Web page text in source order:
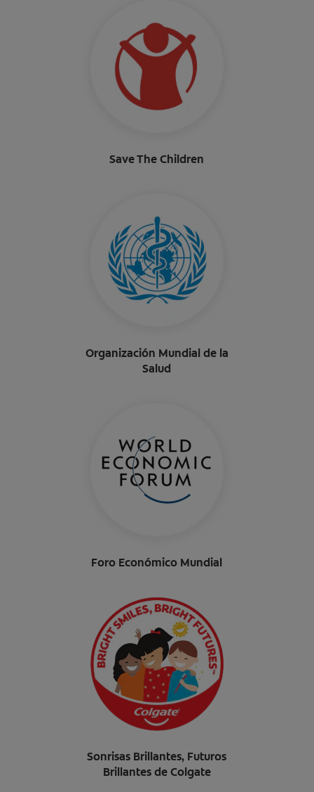
Save The Children
Organización Mundial de la
Salud
Foro Económico Mundial
Sonrisas Brillantes, Futuros
Brillantes de Colgate